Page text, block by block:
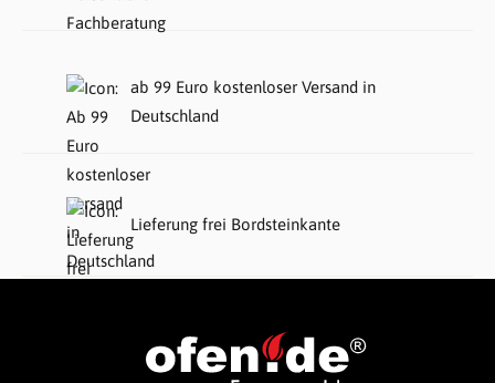
ab 99 Euro kostenloser Versand in
Deutschland
Lieferung frei Bordsteinkante